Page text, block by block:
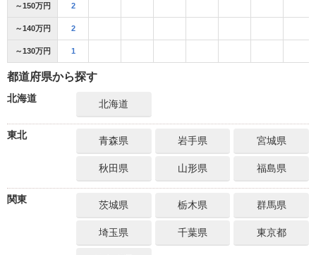
～150万円 2
～140万円 2
～130万円 1
都道府県から探す
北海道 北海道
東北 青森県 岩手県 宮城県
秋田県 山形県 福島県
関東 茨城県 栃木県 群馬県
埼玉県 千葉県 東京都